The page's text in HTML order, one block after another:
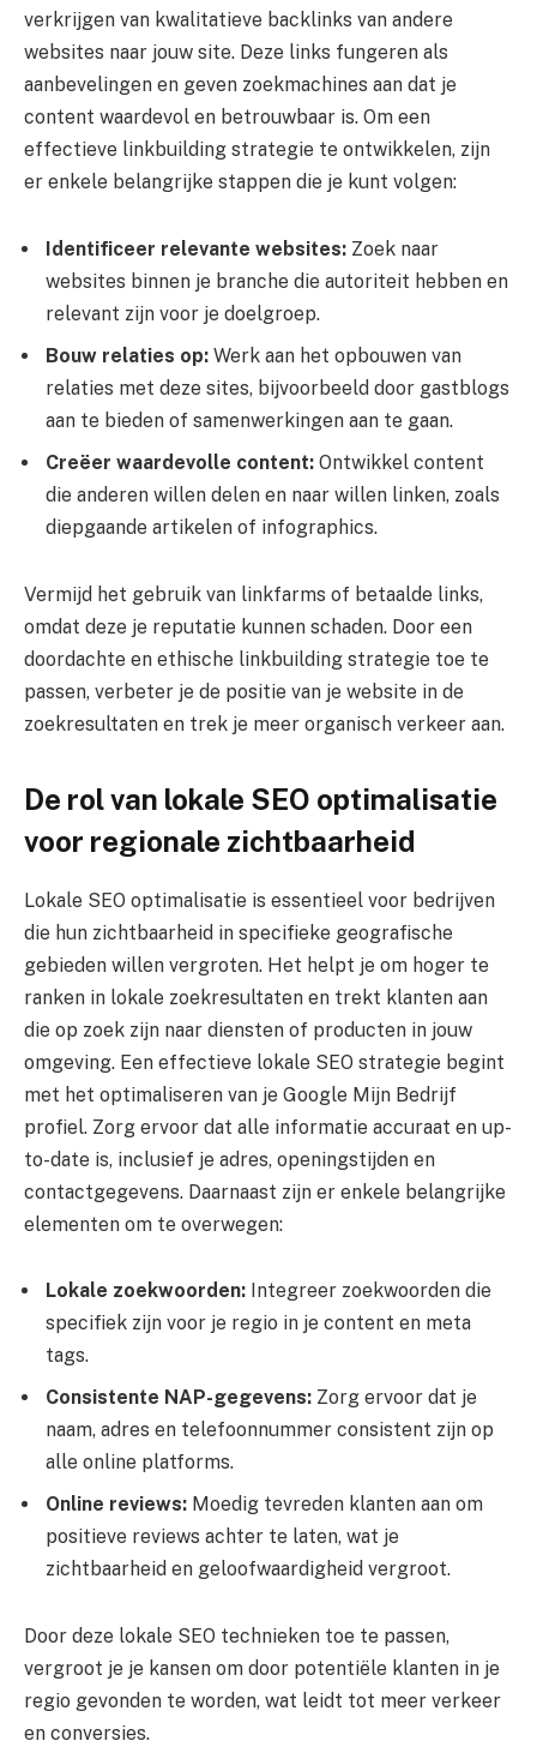
verkrijgen van kwalitatieve backlinks van andere
websites naar jouw site. Deze links fungeren als
aanbevelingen en geven zoekmachines aan dat je
content waardevol en betrouwbaar is. Om een
effectieve linkbuilding strategie te ontwikkelen, zijn
er enkele belangrijke stappen die je kunt volgen:
Identificeer relevante websites: Zoek naar
websites binnen je branche die autoriteit hebben en
relevant zijn voor je doelgroep.
Bouw relaties op: Werk aan het opbouwen van
relaties met deze sites, bijvoorbeeld door gastblogs
aan te bieden of samenwerkingen aan te gaan.
Creëer waardevolle content: Ontwikkel content
die anderen willen delen en naar willen linken, zoals
diepgaande artikelen of infographics.
Vermijd het gebruik van linkfarms of betaalde links,
omdat deze je reputatie kunnen schaden. Door een
doordachte en ethische linkbuilding strategie toe te
passen, verbeter je de positie van je website in de
zoekresultaten en trek je meer organisch verkeer aan.
De rol van lokale SEO optimalisatie
voor regionale zichtbaarheid
Lokale SEO optimalisatie is essentieel voor bedrijven
die hun zichtbaarheid in specifieke geografische
gebieden willen vergroten. Het helpt je om hoger te
ranken in lokale zoekresultaten en trekt klanten aan
die op zoek zijn naar diensten of producten in jouw
omgeving. Een effectieve lokale SEO strategie begint
met het optimaliseren van je Google Mijn Bedrijf
profiel. Zorg ervoor dat alle informatie accuraat en up-
to-date is, inclusief je adres, openingstijden en
contactgegevens. Daarnaast zijn er enkele belangrijke
elementen om te overwegen:
Lokale zoekwoorden: Integreer zoekwoorden die
specifiek zijn voor je regio in je content en meta
tags.
Consistente NAP-gegevens: Zorg ervoor dat je
naam, adres en telefoonnummer consistent zijn op
alle online platforms.
Online reviews: Moedig tevreden klanten aan om
positieve reviews achter te laten, wat je
zichtbaarheid en geloofwaardigheid vergroot.
Door deze lokale SEO technieken toe te passen,
vergroot je je kansen om door potentiële klanten in je
regio gevonden te worden, wat leidt tot meer verkeer
en conversies.